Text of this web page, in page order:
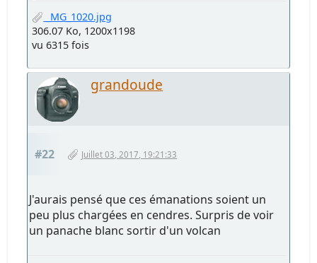
_MG_1020.jpg
306.07 Ko, 1200x1198
vu 6315 fois
grandoude
#22 Juillet 03, 2017, 19:21:33
J'aurais pensé que ces émanations soient un
peu plus chargées en cendres. Surpris de voir
un panache blanc sortir d'un volcan